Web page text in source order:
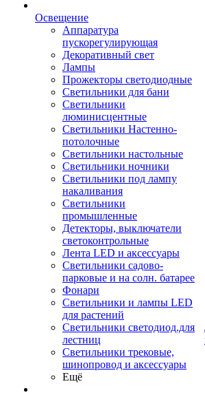
Освещение
Аппаратура
пускорегулирующая
Декоративный свет
Лампы
Прожекторы светодиодные
Светильники для бани
Светильники
люминисцентные
Светильники Настенно-
потолочные
Светильники настольные
Светильники ночники
Светильники под лампу
накаливания
Светильники
промышленные
Детекторы, выключатели
светоконтрольные
Лента LED и аксессуары
Светильники садово-
парковые и на солн. батарее
Фонари
Светильники и лампы LED
для растений
Светильники светодиод.для
лестниц
Светильники трековые,
шинопровод и аксессуары
Ещё